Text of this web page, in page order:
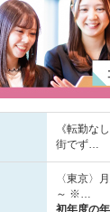
《転勤な
街でず…
〈東京〉
～ ※…
初年度の年